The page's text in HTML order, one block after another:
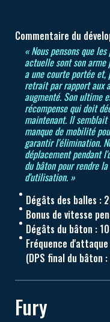
Commentaire du
« Nous pensons que
actuelle sont son
a une courte portée
retrait par rapport aux
augmenté. Son ultime
récompense qui doit
maintenant. Il
manque de mobilité
garantir l'élimination.
déplacement pendant
du bâton pour rendre
d'utilisation. »
Dégâts des balles :
Bonus de vitesse
Dégâts du bâton :
Fréquence
(DPS final du bâton
Fury